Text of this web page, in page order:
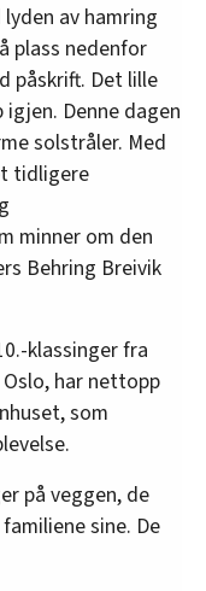
av hamring
plass nedenfor
påskrift. Det lille
Denne dagen
solstråler. Med
tidligere
minner om den
Behring Breivik
klassinger fra
har nettopp
som
på veggen, de
sine. De